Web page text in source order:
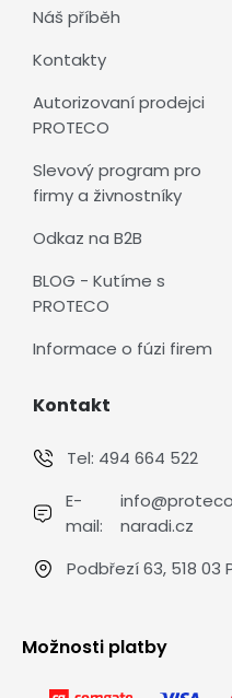
Náš příběh
Kontakty
Autorizovaní prodejci
PROTECO
Slevový program pro
firmy a živnostníky
Odkaz na B2B
BLOG - Kutíme s
PROTECO
Informace o fúzi firem
Kontakt
Tel: 494 664 522
E-
mail:
naradi.cz
Podbřezí 63, 518 03
Možnosti platby